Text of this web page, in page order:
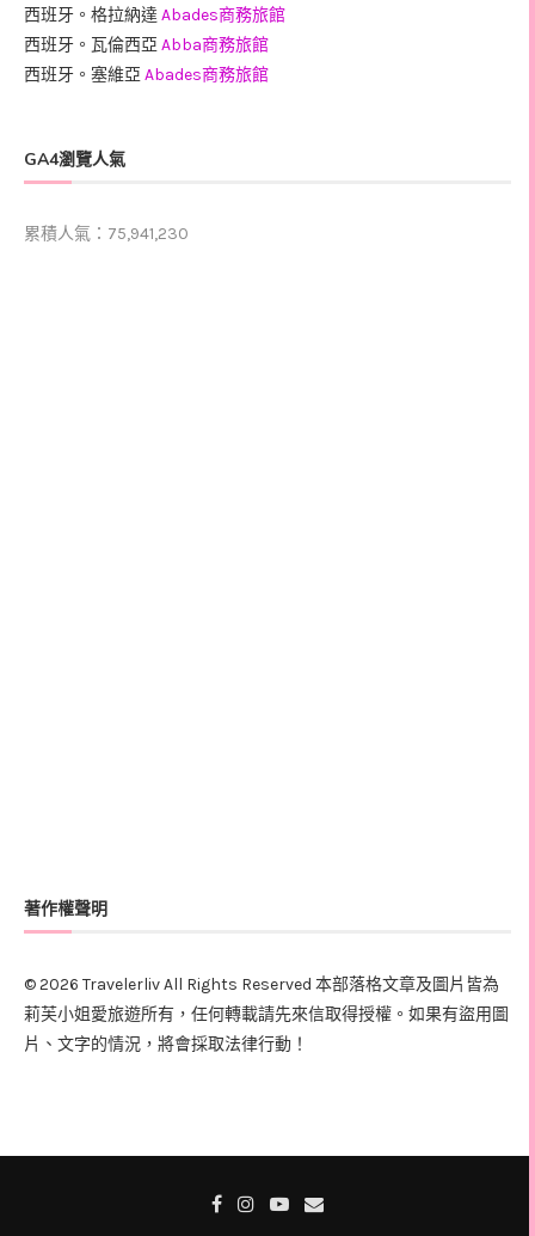
西班牙。格拉納達 Abades商務旅館
西班牙。瓦倫西亞 Abba商務旅館
西班牙。塞維亞 Abades商務旅館
GA4瀏覽人氣
累積人氣：75,941,230
著作權聲明
© 2026 Travelerliv All Rights Reserved 本部落格文章及圖片皆為
莉芙小姐愛旅遊所有，任何轉載請先來信取得授權。如果有盜用圖
片、文字的情況，將會採取法律行動！